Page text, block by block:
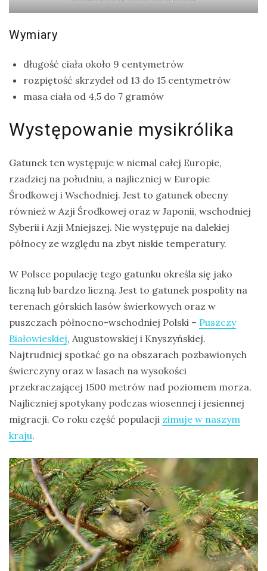
Wymiary
długość ciała około 9 centymetrów
rozpiętość skrzydeł od 13 do 15 centymetrów
masa ciała od 4,5 do 7 gramów
Występowanie mysikrólika
Gatunek ten występuje w niemal całej Europie,
rzadziej na południu, a najliczniej w Europie
Środkowej i Wschodniej. Jest to gatunek obecny
również w Azji Środkowej oraz w Japonii, wschodniej
Syberii i Azji Mniejszej. Nie występuje na dalekiej
północy ze względu na zbyt niskie temperatury.
W Polsce populację tego gatunku określa się jako
liczną lub bardzo liczną. Jest to gatunek pospolity na
terenach górskich lasów świerkowych oraz w
puszczach północno-wschodniej Polski – Puszczy
Białowieskiej, Augustowskiej i Knyszyńskiej.
Najtrudniej spotkać go na obszarach pozbawionych
świerczyny oraz w lasach na wysokości
przekraczającej 1500 metrów nad poziomem morza.
Najliczniej spotykany podczas wiosennej i jesiennej
migracji. Co roku część populacji zimuje w naszym
kraju.